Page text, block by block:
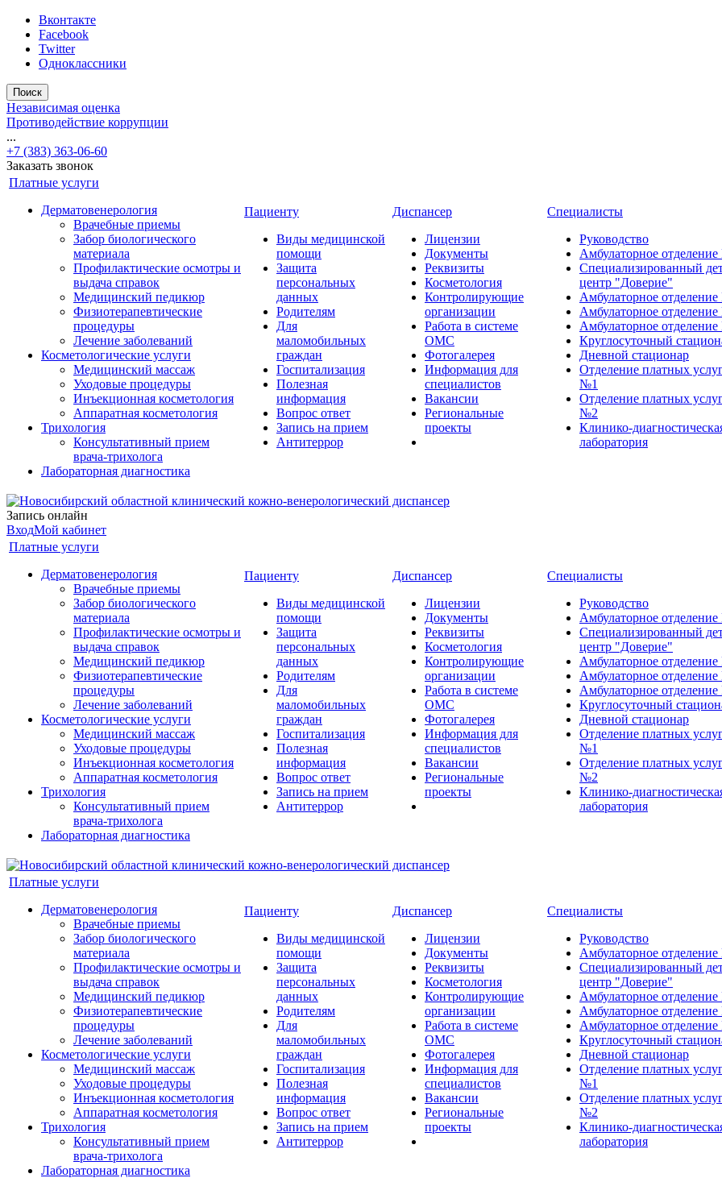
Вконтакте
Facebook
Twitter
Одноклассники
Поиск
Независимая оценка
Противодействие коррупции
...
+7 (383) 363-06-60
Заказать звонок
Платные услуги
Дерматовенерология
Врачебные приемы
Забор биологического
материала
Профилактические осмотры и
выдача справок
Медицинский педикюр
Физиотерапевтические
процедуры
Лечение заболеваний
Косметологические услуги
Медицинский массаж
Уходовые процедуры
Инъекционная косметология
Аппаратная косметология
Трихология
Консультативный прием
врача-трихолога
Лабораторная диагностика
Пациенту
Виды медицинской
помощи
Защита
персональных
данных
Родителям
Для
маломобильных
граждан
Госпитализация
Полезная
информация
Вопрос ответ
Запись на прием
Антитеррор
Диспансер
Лицензии
Документы
Реквизиты
Косметология
Контролирующие
организации
Работа в системе
ОМС
Фотогалерея
Информация для
специалистов
Вакансии
Региональные
проекты
Специалисты
Руководство
Амбулаторное
Специализированный
центр "Доверие"
Амбулаторное
Амбулаторное
Амбулаторное
Круглосуточный
Дневной стационар
Отделение платных
№1
Отделение платных
№2
Клинико-
лаборатория
Запись онлайн
ВходМой кабинет
Платные услуги
Дерматовенерология
Врачебные приемы
Забор биологического
материала
Профилактические осмотры и
выдача справок
Медицинский педикюр
Физиотерапевтические
процедуры
Лечение заболеваний
Косметологические услуги
Медицинский массаж
Уходовые процедуры
Инъекционная косметология
Аппаратная косметология
Трихология
Консультативный прием
врача-трихолога
Лабораторная диагностика
Пациенту
Виды медицинской
помощи
Защита
персональных
данных
Родителям
Для
маломобильных
граждан
Госпитализация
Полезная
информация
Вопрос ответ
Запись на прием
Антитеррор
Диспансер
Лицензии
Документы
Реквизиты
Косметология
Контролирующие
организации
Работа в системе
ОМС
Фотогалерея
Информация для
специалистов
Вакансии
Региональные
проекты
Специалисты
Руководство
Амбулаторное
Специализированный
центр "Доверие"
Амбулаторное
Амбулаторное
Амбулаторное
Круглосуточный
Дневной стационар
Отделение платных
№1
Отделение платных
№2
Клинико-
лаборатория
Платные услуги
Дерматовенерология
Врачебные приемы
Забор биологического
материала
Профилактические осмотры и
выдача справок
Медицинский педикюр
Физиотерапевтические
процедуры
Лечение заболеваний
Косметологические услуги
Медицинский массаж
Уходовые процедуры
Инъекционная косметология
Аппаратная косметология
Трихология
Консультативный прием
врача-трихолога
Лабораторная диагностика
Пациенту
Виды медицинской
помощи
Защита
персональных
данных
Родителям
Для
маломобильных
граждан
Госпитализация
Полезная
информация
Вопрос ответ
Запись на прием
Антитеррор
Диспансер
Лицензии
Документы
Реквизиты
Косметология
Контролирующие
организации
Работа в системе
ОМС
Фотогалерея
Информация для
специалистов
Вакансии
Региональные
проекты
Специалисты
Руководство
Амбулаторное
Специализированный
центр "Доверие"
Амбулаторное
Амбулаторное
Амбулаторное
Круглосуточный
Дневной стационар
Отделение платных
№1
Отделение платных
№2
Клинико-
лаборатория